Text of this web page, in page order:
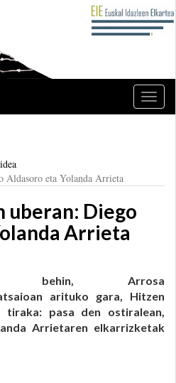
ireki
Aldasoro eta Yolanda Arrieta
uberan: Diego
Arrieta
behin, Arrosa
arituko gara, Hitzen
tiraka: pasa den ostiralean,
Arrietaren elkarrizketak